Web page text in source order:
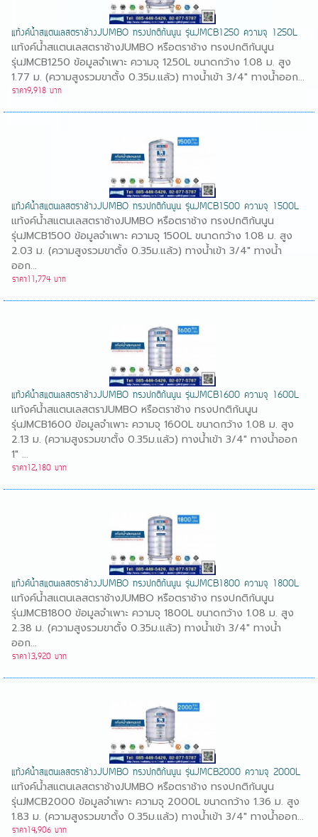
แท้งค์น้ำสแตนเลสตราช้างJUMBO ทรงปกติก้นนูน รุ่นJMCB1250 ความจุ 1250L
แท้งค์น้ำสแตนเลสตราช้างJUMBO หรือตราช้าง ทรงปกติก้นนูน
รุ่นJMCB1250 ข้อมูลจำเพาะ ความจุ 1250L ขนาดกว้าง 1.08 ม. สูง
1.77 ม. (ความสูงรวมขาตั้ง 0.35ม.แล้ว) ทางน้ำเข้า 3/4" ทางน้ำออก...
ราคา9,918 บาท
แท้งค์น้ำสแตนเลสตราช้างJUMBO ทรงปกติก้นนูน รุ่นJMCB1500 ความจุ 1500L
แท้งค์น้ำสแตนเลสตราช้างJUMBO หรือตราช้าง ทรงปกติก้นนูน
รุ่นJMCB1500 ข้อมูลจำเพาะ ความจุ 1500L ขนาดกว้าง 1.08 ม. สูง
2.03 ม. (ความสูงรวมขาตั้ง 0.35ม.แล้ว) ทางน้ำเข้า 3/4" ทางน้ำ
ออก...
ราคา11,774 บาท
แท้งค์น้ำสแตนเลสตราช้างJUMBO ทรงปกติก้นนูน รุ่นJMCB1600 ความจุ 1600L
แท้งค์น้ำสแตนเลสตราJUMBO หรือตราช้าง ทรงปกติก้นนูน
รุ่นJMCB1600 ข้อมูลจำเพาะ ความจุ 1600L ขนาดกว้าง 1.08 ม. สูง
2.13 ม. (ความสูงรวมขาตั้ง 0.35ม.แล้ว) ทางน้ำเข้า 3/4" ทางน้ำออก
1" ...
ราคา12,180 บาท
แท้งค์น้ำสแตนเลสตราช้างJUMBO ทรงปกติก้นนูน รุ่นJMCB1800 ความจุ 1800L
แท้งค์น้ำสแตนเลสตราช้างJUMBO หรือตราช้าง ทรงปกติก้นนูน
รุ่นJMCB1800 ข้อมูลจำเพาะ ความจุ 1800L ขนาดกว้าง 1.08 ม. สูง
2.38 ม. (ความสูงรวมขาตั้ง 0.35ม.แล้ว) ทางน้ำเข้า 3/4" ทางน้ำ
ออก...
ราคา13,920 บาท
แท้งค์น้ำสแตนเลสตราช้างJUMBO ทรงปกติก้นนูน รุ่นJMCB2000 ความจุ 2000L
แท้งค์น้ำสแตนเลสตราช้างJUMBO หรือตราช้าง ทรงปกติก้นนูน
รุ่นJMCB2000 ข้อมูลจำเพาะ ความจุ 2000L ขนาดกว้าง 1.36 ม. สูง
1.83 ม. (ความสูงรวมขาตั้ง 0.35ม.แล้ว) ทางน้ำเข้า 3/4" ทางน้ำออก...
ราคา14,906 บาท